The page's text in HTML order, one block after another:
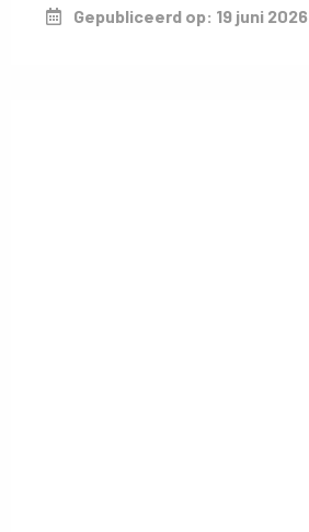
Gepubliceerd op: 19 juni 2026